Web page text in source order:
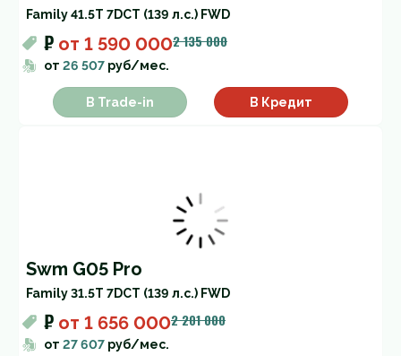
Family 41.5T 7DCT (139 л.с.) FWD
₽ от 1 590 0002 135 000
от 26 507 руб/мес.
В Trade-in В Кредит
Swm G05 Pro
Family 31.5T 7DCT (139 л.с.) FWD
₽ от 1 656 0002 201 000
от 27 607 руб/мес.